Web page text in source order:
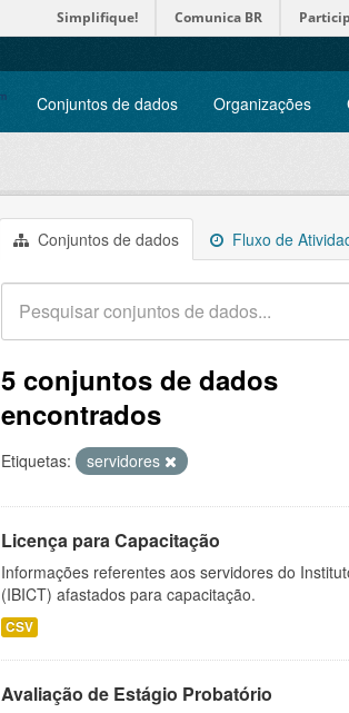
Simplifique! Comunica BR
Conjuntos de dados Organizações
Conjuntos de dados Fluxo de
5 conjuntos de dados
encontrados
Etiquetas: servidores
Licença para Capacitação
Informações referentes aos servidores do
(IBICT) afastados para capacitação.
CSV
Avaliação de Estágio Probatório